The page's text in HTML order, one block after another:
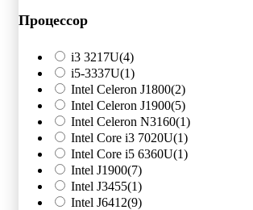
Процессор
i3 3217U(4)
i5-3337U(1)
Intel Celeron J1800(2)
Intel Celeron J1900(5)
Intel Celeron N3160(1)
Intel Core i3 7020U(1)
Intel Core i5 6360U(1)
Intel J1900(7)
Intel J3455(1)
Intel J6412(9)